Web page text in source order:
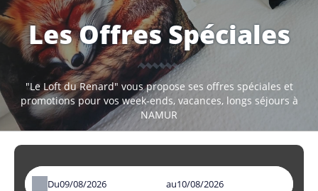
Les Offres Spéciales
"Le Loft du Renard" vous propose ses offres spéciales et
promotions pour vos week-ends, vacances, longs séjours à
NAMUR
Du au